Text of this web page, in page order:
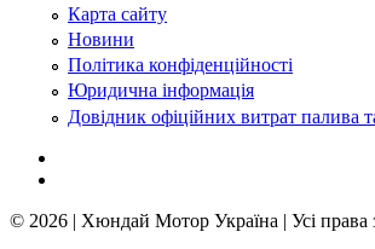
Карта сайту
Новини
Політика конфіденційності
Юридична інформація
Довідник офіційних витрат палива
© 2026 | Хюндай Мотор Україна | Усі права